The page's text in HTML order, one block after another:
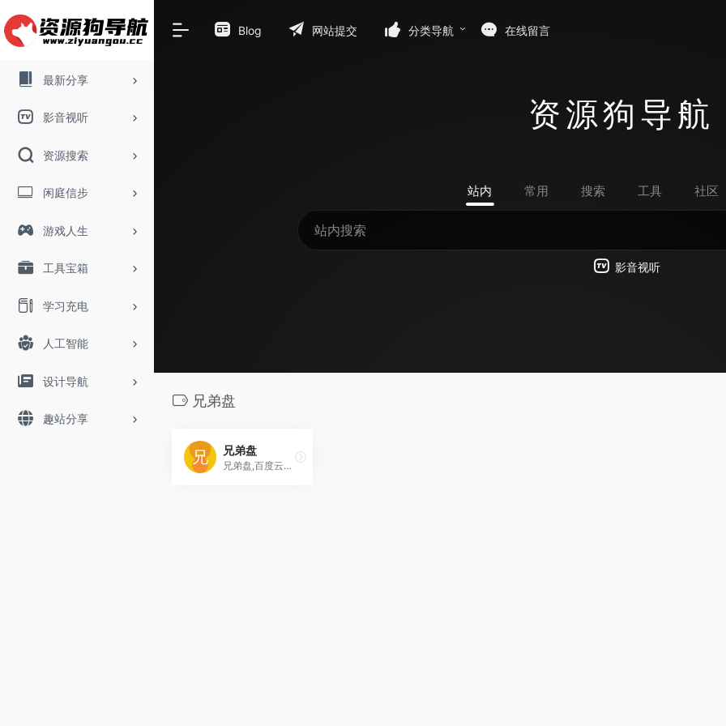
最新分享
影音视听
资源搜索
闲庭信步
游戏人生
工具宝箱
学习充电
人工智能
设计导航
趣站分享
Blog 网站提交 分类导航 在线留言
资源狗导航
站内 常用 搜索 工具 社区
影音视听
兄弟盘
兄弟盘
兄弟盘,百度云搜索,支持百度云盘搜索,可快速搜索阿里云盘资源中的有效连接,每天更新海量资源